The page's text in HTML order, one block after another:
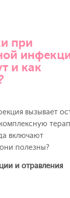
при
и как
вызывает
включают
полезны?
и отравления